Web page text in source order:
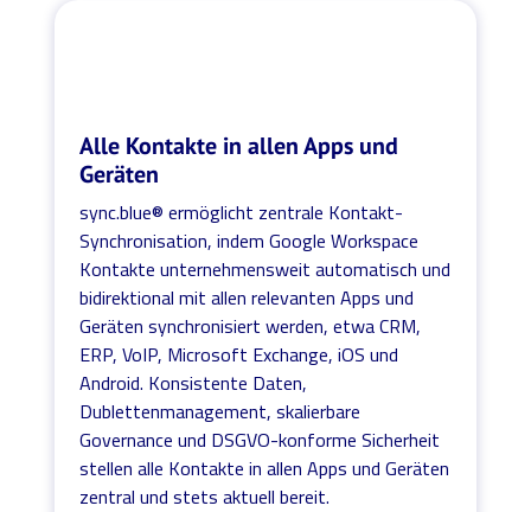
Alle Kontakte in allen Apps und
Geräten
sync.blue® ermöglicht zentrale Kontakt-
Synchronisation, indem Google Workspace
Kontakte unternehmensweit automatisch und
bidirektional mit allen relevanten Apps und
Geräten synchronisiert werden, etwa CRM,
ERP, VoIP, Microsoft Exchange, iOS und
Android. Konsistente Daten,
Dublettenmanagement, skalierbare
Governance und DSGVO-konforme Sicherheit
stellen alle Kontakte in allen Apps und Geräten
zentral und stets aktuell bereit.